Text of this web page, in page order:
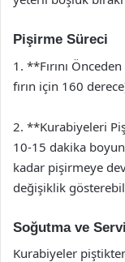
Pişirme Süreci
1. **Fırını Önceden
fırın için 160
2. **Kurabiyeleri
10-15 dakika
kadar pişirmeye
değişiklik
Soğutma ve
Kurabiyeler